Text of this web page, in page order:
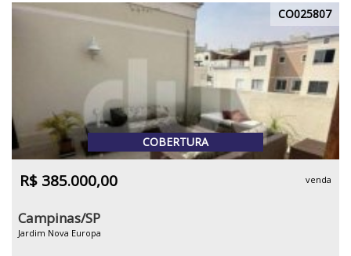
CO025807
COBERTURA
R$ 385.000,00 venda
Campinas/SP
Jardim Nova Europa